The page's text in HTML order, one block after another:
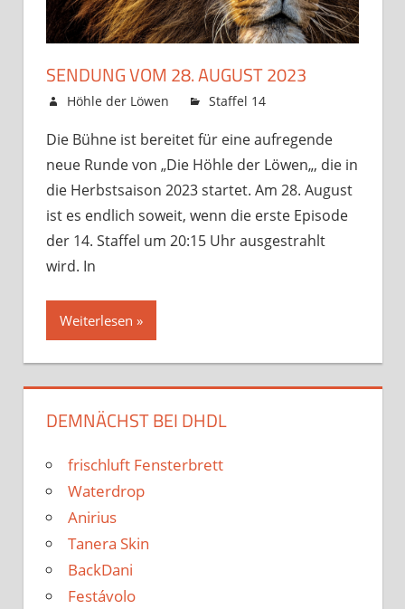
SENDUNG VOM 28. AUGUST 2023
25. August 2023
Höhle der Löwen Staffel 14
vom
28.
Die Bühne ist bereitet für eine aufregende
neue Runde von „Die Höhle der Löwen„, die in
die Herbstsaison 2023 startet. Am 28. August
ist es endlich soweit, wenn die erste Episode
der 14. Staffel um 20:15 Uhr ausgestrahlt
wird. In
Weiterlesen »
DEMNÄCHST BEI DHDL
frischluft Fensterbrett
Waterdrop
Anirius
Tanera Skin
BackDani
Festávolo